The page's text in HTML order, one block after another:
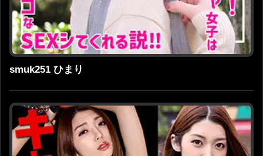
smuk251 ひまり